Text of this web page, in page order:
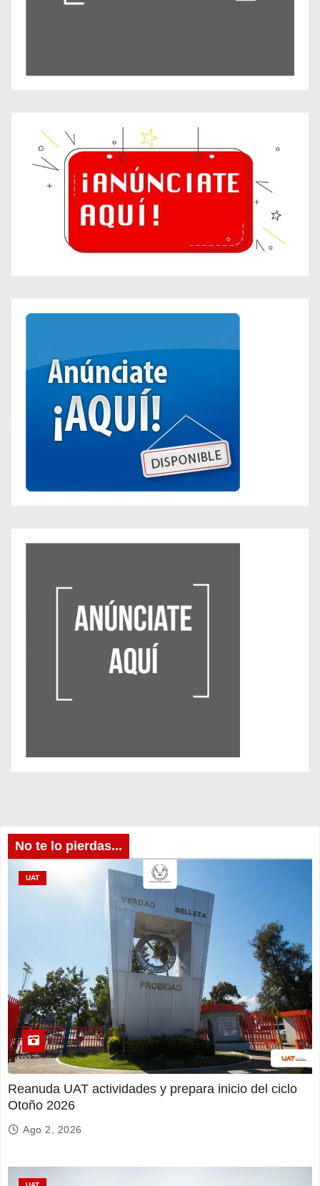
No te lo pierdas...
UAT
Reanuda UAT actividades y prepara inicio del ciclo
Otoño 2026
Ago 2, 2026